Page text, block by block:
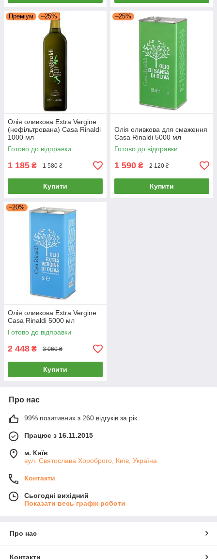
Преміум –25%
Олія оливкова Extra Vergine
(нефільтрована) Casa Rinaldi
1000 мл
Готово до відправки
1 185 ₴ 1 580 ₴
Купити
–25%
Олія оливкова для смаження
Casa Rinaldi 5000 мл
Готово до відправки
1 590 ₴ 2 120 ₴
Купити
–20%
Олія оливкова Extra Vergine
Casa Rinaldi 5000 мл
Готово до відправки
2 448 ₴ 3 060 ₴
Купити
Про нас
99% позитивних з 260 відгуків за рік
Працює з 16.11.2015
м. Київ
вул. Святослава Хороброго, Київ, Україна
Контакти
Сьогодні вихідний
Показати весь графік роботи
Про нас
Контакти